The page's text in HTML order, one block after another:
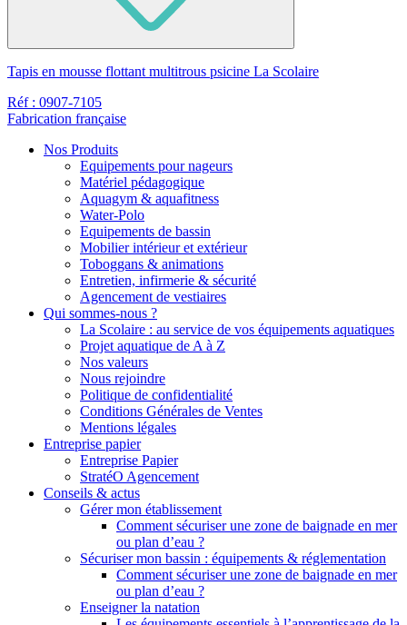
Tapis en mousse flottant multitrous psicine La Scolaire
Réf : 0907-7105
Fabrication française
Nos Produits
Equipements pour nageurs
Matériel pédagogique
Aquagym & aquafitness
Water-Polo
Equipements de bassin
Mobilier intérieur et extérieur
Toboggans & animations
Entretien, infirmerie & sécurité
Agencement de vestiaires
Qui sommes-nous ?
La Scolaire : au service de vos équipements aquatiques
Projet aquatique de A à Z
Nos valeurs
Nous rejoindre
Politique de confidentialité
Conditions Générales de Ventes
Mentions légales
Entreprise papier
Entreprise Papier
StratéO Agencement
Conseils & actus
Gérer mon établissement
Comment sécuriser une zone de baignade en mer
ou plan d’eau ?
Sécuriser mon bassin : équipements & réglementation
Comment sécuriser une zone de baignade en mer
ou plan d’eau ?
Enseigner la natation